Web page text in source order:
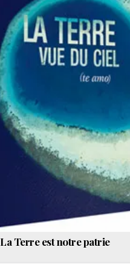
La Terre est notre patrie